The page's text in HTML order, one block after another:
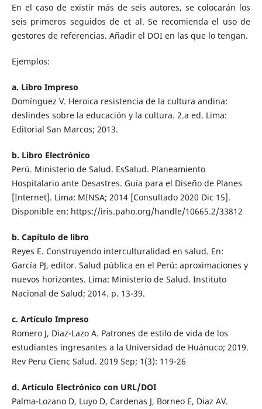
En el caso de existir más de seis autores, se colocarán los
seis primeros seguidos de et al. Se recomienda el uso de
gestores de referencias. Añadir el DOI en las que lo tengan.
Ejemplos:
a. Libro Impreso
Domínguez V. Heroica resistencia de la cultura andina:
deslindes sobre la educación y la cultura. 2.a ed. Lima:
Editorial San Marcos; 2013.
b. Libro Electrónico
Perú. Ministerio de Salud. EsSalud. Planeamiento
Hospitalario ante Desastres. Guía para el Diseño de Planes
[Internet]. Lima: MINSA; 2014 [Consultado 2020 Dic 15].
Disponible en: https://iris.paho.org/handle/10665.2/33812
b. Capítulo de libro
Reyes E. Construyendo interculturalidad en salud. En:
García PJ, editor. Salud pública en el Perú: aproximaciones y
nuevos horizontes. Lima: Ministerio de Salud. Instituto
Nacional de Salud; 2014. p. 13-39.
c. Artículo Impreso
Romero J, Diaz-Lazo A. Patrones de estilo de vida de los
estudiantes ingresantes a la Universidad de Huánuco; 2019.
Rev Peru Cienc Salud. 2019 Sep; 1(3): 119-26
d. Artículo Electrónico con URL/DOI
Palma-Lozano D, Luyo D, Cardenas J, Borneo E, Diaz AV.